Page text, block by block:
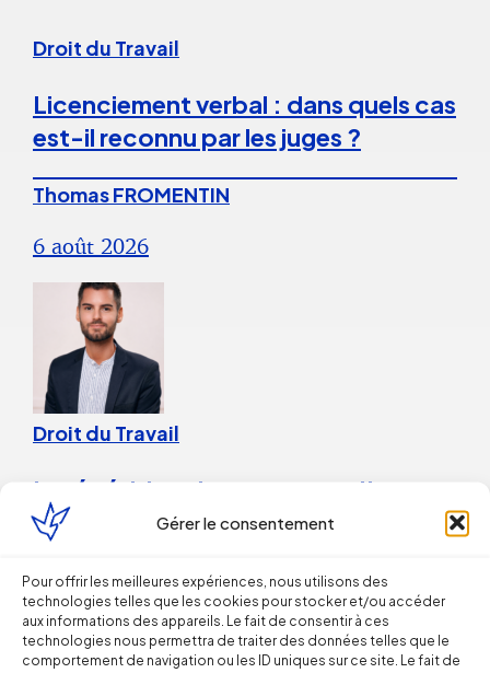
Gérer le consentement
Pour offrir les meilleures expériences, nous utilisons des
technologies telles que les cookies pour stocker et/ou accéder
aux informations des appareils. Le fait de consentir à ces
technologies nous permettra de traiter des données telles que le
comportement de navigation ou les ID uniques sur ce site. Le fait de
Droit du Travail
Licenciement verbal : dans quels cas
est-il reconnu par les juges ?
Thomas FROMENTIN
6 août 2026
Droit du Travail
La répétition du versement d’une
prime peut caractériser un
l’employeur
28 juillet 2026